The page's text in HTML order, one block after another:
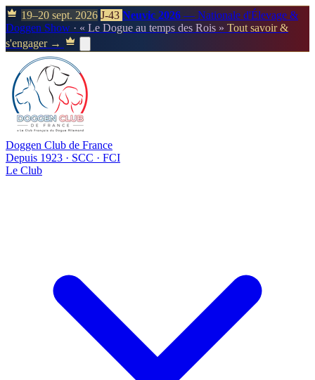
19–20 sept. 2026 J-43 Neuvic 2026 — Nationale d'Élevage &
Doggen Show · « Le Dogue au temps des Rois » Tout savoir &
s'engager →
Doggen Club de France
Depuis 1923 · SCC · FCI
Le Club